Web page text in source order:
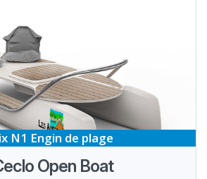
N1 Engin de plage
Open Boat